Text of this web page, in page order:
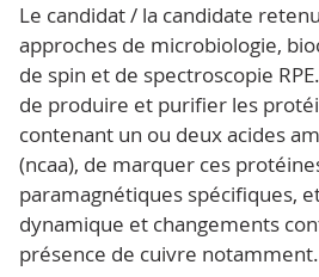
Le candidat / la candidate
approches de microbiologie,
de spin et de spectroscopie
de produire et purifier les
contenant un ou deux acides
(ncaa), de marquer ces
paramagnétiques spécifiques,
dynamique et changements
présence de cuivre notamment.